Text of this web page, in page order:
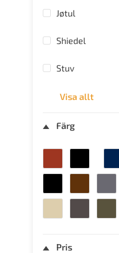
Jøtul
Shiedel
Stuv
Visa allt
Färg
Pris